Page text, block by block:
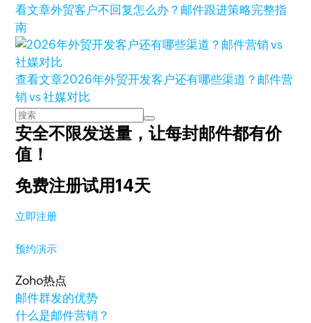
看文章外贸客户不回复怎么办？邮件跟进策略完整指
南
查看文章2026年外贸开发客户还有哪些渠道？邮件营
销 vs 社媒对比
安全不限发送量，让每封邮件都有价
值！
免费注册试用14天
立即注册
预约演示
Zoho热点
邮件群发的优势
什么是邮件营销？